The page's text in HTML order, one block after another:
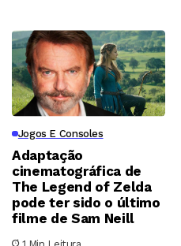
Jogos E Consoles
Adaptação
cinematográfica de
The Legend of Zelda
pode ter sido o último
filme de Sam Neill
1 Min Leitura